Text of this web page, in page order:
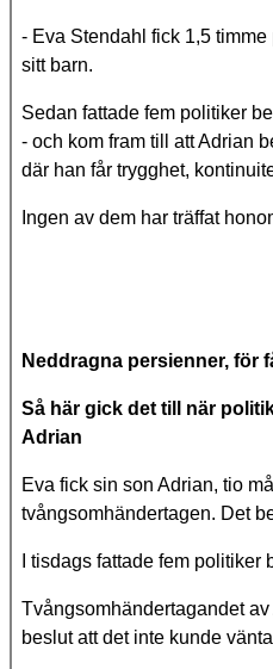
- Eva Stendahl fick 1,5
sitt barn.
Sedan fattade fem politiker
- och kom fram till att Adrian
där han får trygghet,
Ingen av dem har träffat
Neddragna persienner, för
Så här gick det till när
Adrian
Eva fick sin son Adrian, tio
tvångsomhändertagen. Det
I tisdags fattade fem politiker
Tvångsomhändertagandet
beslut att det inte kunde